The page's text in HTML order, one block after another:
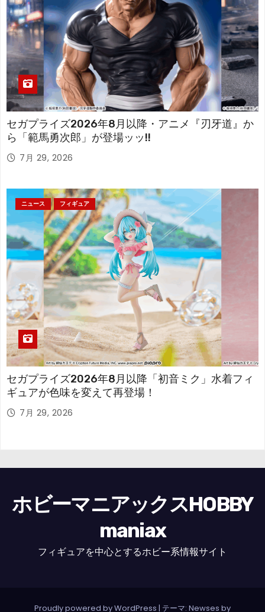
セガプライズ2026年8月以降・アニメ『刃牙道』か
ら「範馬勇次郎」が登場ッッ!!
7月 29, 2026
ニュース フィギュア
セガプライズ2026年8月以降「初音ミク」水着フィ
ギュアが色味を変えて再登場！
7月 29, 2026
ホビーマニアックスHOBBY
maniax
フィギュアを中心とするホビー系情報サイト
Proudly powered by WordPress | テーマ: Newses by